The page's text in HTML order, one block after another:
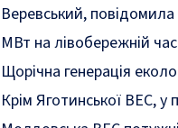
Веревський,
МВт на лівобережній
Щорічна генерація
Крім Яготинської ВЕС,